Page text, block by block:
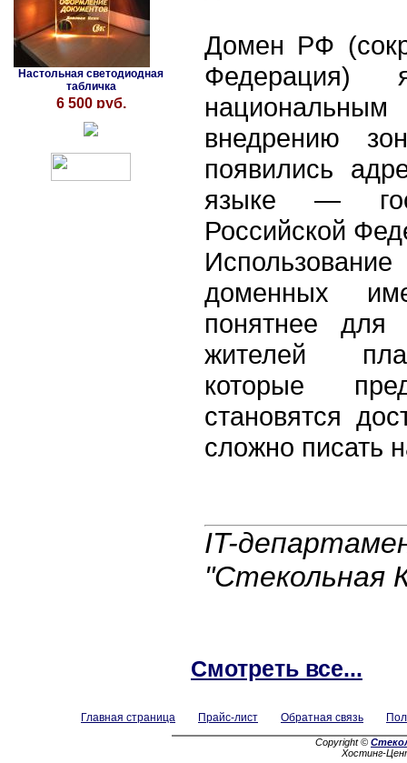
Настольная светодиодная
табличка
6 500 руб.
Домен РФ
Федерация)
внедрению
появились
языке —
Российской
доменных
понятнее для
жителей
которые
становятся
сложно писать
IT-
"Стекольная
Смотреть все...
Главная страница Прайс-лист Обратная связь
Copyright ©
Хостинг-